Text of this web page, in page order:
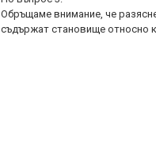
Обръщаме внимание, че
съдържат становище относно